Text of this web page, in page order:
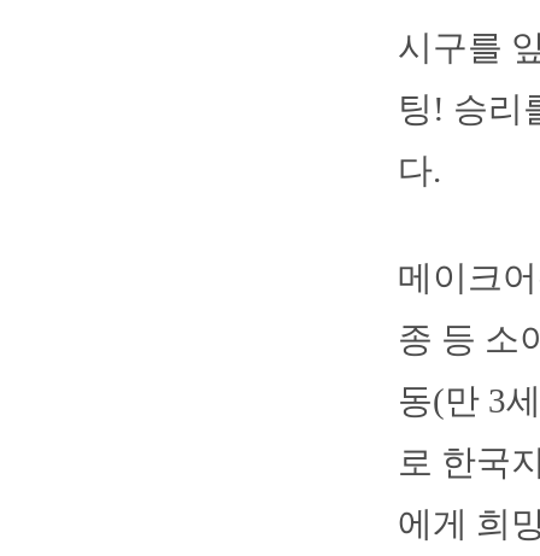
시구를
팅! 승리
다.
메이크
종 등 소
동(만 3
로 한국
에게 희